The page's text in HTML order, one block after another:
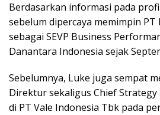
Berdasarkan informasi pada
sebelum dipercaya memimpin PT
sebagai SEVP Business
Danantara Indonesia sejak
Sebelumnya, Luke juga sempat
Direktur sekaligus Chief Strategy
di PT Vale Indonesia Tbk pada